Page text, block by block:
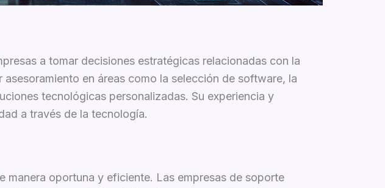
a tomar decisiones estratégicas relacionadas con la
en áreas como la selección de software, la
tecnológicas personalizadas. Su experiencia y
a través de la tecnología.
oportuna y eficiente. Las empresas de soporte